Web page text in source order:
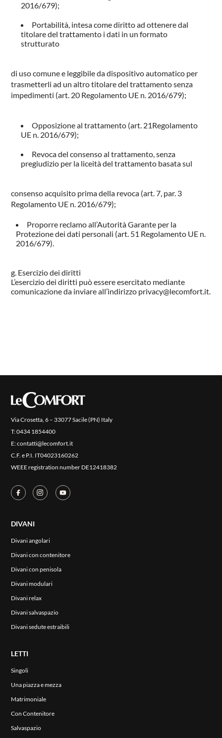
RIVESTIMENTI
AZIENDA
CONTATTI
2016/679);
Portabilità, intesa come diritto ad ottenere dal
titolare del trattamento i dati in un formato
strutturato
di uso comune e leggibile da dispositivo automatico per
trasmetterli ad un altro titolare del trattamento senza
impedimenti (art. 20 Regolamento UE n. 2016/679);
Opposizione al trattamento (art. 21Regolamento
UE n. 2016/679);
Revoca del consenso al trattamento, senza
pregiudizio per la liceità del trattamento basata sul
consenso acquisito prima della revoca (art. 7, par. 3
Regolamento UE n. 2016/679);
Proporre reclamo all’Autorità Garante per la
Protezione dei dati personali (art. 51 Regolamento UE n.
2016/679).
Esercizio dei diritti
L’esercizio dei diritti può essere esercitato mediante
comunicazione da inviare all’indirizzo privacy@lecomfort.it.
Via Crosetta, 6 – 33077 Sacile (PN) Italy
T:0434 1854400
E:contatti@lecomfort.it
C.F. e P.I. IT04023160262
WEEE registration number DE12418382
DIVANI
Divani angolari
Divani con contenitore
Divani con penisola
Divani modulari
Divani relax
Divani salvaspazio
Divani sedute estraibili
LETTI
Singoli
Una piazza e mezza
Matrimoniale
Con Contenitore
Salvaspazio